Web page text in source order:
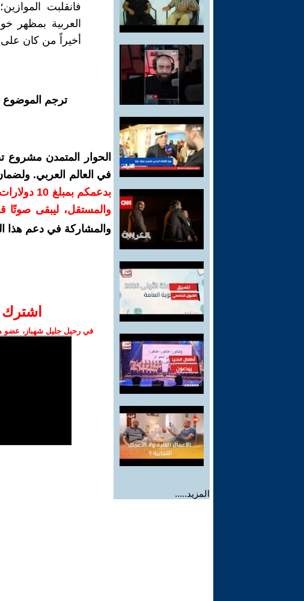
المزيد.....
فانقلبت
العربية بمظهر
أخيراً من كان
ترجم
الحوار المتمدن مشروع
في العالم العربي.
بدعمكم
والمستقل، ليبقى صوتًا
والمشاركة في دعم هذا
في رحيل جليل شهباز، عضو